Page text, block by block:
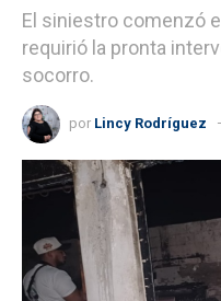
El siniestro comenzó
requirió la pronta
socorro.
por Lincy Rodríguez